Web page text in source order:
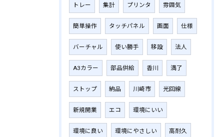
トレー 集計 プリンタ 雰囲気
簡単操作 タッチパネル 画面 仕様
バーチャル 使い勝手 移設 法人
A3カラー 部品供給 香川 満了
ストップ 納品 川崎市 光回線
新規開業 エコ 環境にいい
環境に良い 環境にやさしい 高耐久